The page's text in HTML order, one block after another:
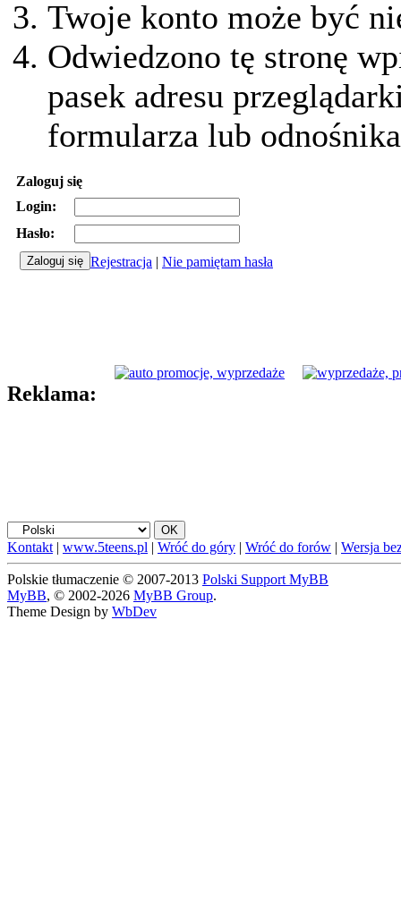
Twoje konto może być
Odwiedzono tę stronę
pasek adresu
formularza lub
Zaloguj się
Login:
Hasło:
Rejestracja | Nie pamiętam hasła
Reklama:
Kontakt | www.5teens.pl | Wróć do góry | Wróć do forów | Wersja
Polskie tłumaczenie © 2007-2013 Polski Support MyBB
MyBB, © 2002-2026 MyBB Group.
Theme Design by WbDev